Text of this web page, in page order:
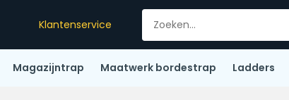
Klantenservice
Magazijntrap Maatwerk bordestrap Ladders